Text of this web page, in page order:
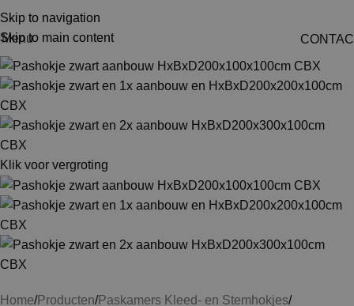
Skip to navigation
Skip to main content
Menu
Klik voor vergroting
Home Producten Paskamers Kleed- en Stemhokjes